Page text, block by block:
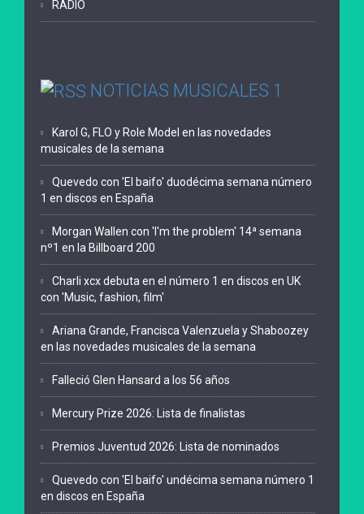
RADIO
NOTICIAS MUSICALES 1
Karol G, FLO y Role Model en las novedades
musicales de la semana
Quevedo con 'El baifo' duodécima semana número
1 en discos en España
Morgan Wallen con 'I'm the problem' 14ª semana
nº1 en la Billboard 200
Charli xcx debuta en el número 1 en discos en UK
con 'Music, fashion, film'
Ariana Grande, Francisca Valenzuela y Shaboozey
en las novedades musicales de la semana
Falleció Glen Hansard a los 56 años
Mercury Prize 2026: Lista de finalistas
Premios Juventud 2026: Lista de nominados
Quevedo con 'El baifo' undécima semana número 1
en discos en España